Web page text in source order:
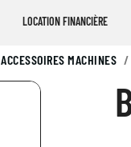
LOCATION FINANCIÈRE
ACCESSOIRES MACHINES